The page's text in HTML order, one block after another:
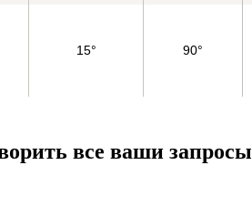
15° 90°
все ваши запросы